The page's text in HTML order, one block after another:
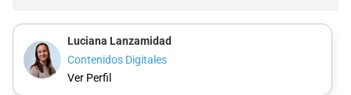
Luciana Lanzamidad
Contenidos Digitales
Ver Perfil